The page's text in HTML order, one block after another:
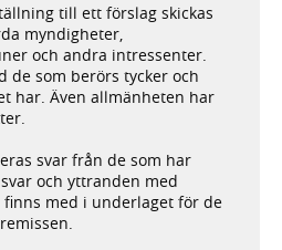
till ett förslag skickas
myndigheter,
och andra intressenter.
de som berörs tycker och
har. Även allmänheten har
svar från de som har
och yttranden med
med i underlaget för de